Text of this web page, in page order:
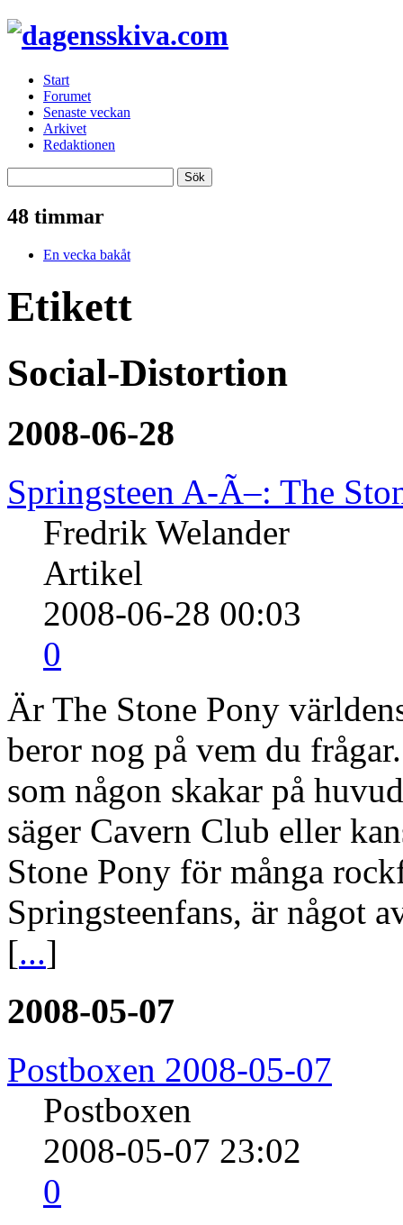
Start
Forumet
Senaste veckan
Arkivet
Redaktionen
48 timmar
En vecka bakåt
Etikett
Social-Distortion
2008-06-28
Springsteen A-Ã–: The
Fredrik Welander
Artikel
2008-06-28 00:03
0
Är The Stone Pony
beror nog på vem du
som någon skakar på
säger Cavern Club eller
Stone Pony för många
Springsteenfans, är något
[...]
2008-05-07
Postboxen 2008-05-07
Postboxen
2008-05-07 23:02
0